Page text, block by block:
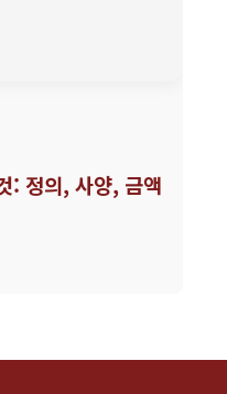
: 정의, 사양, 금액